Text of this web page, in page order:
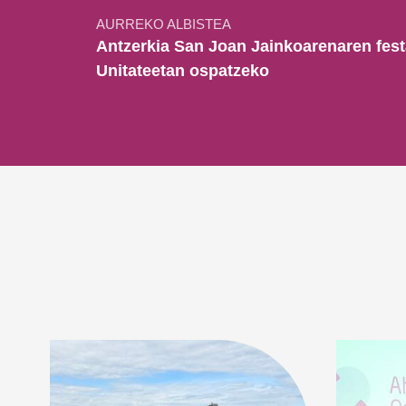
AURREKO ALBISTEA
Antzerkia San Joan Jainkoarenaren
Unitateetan ospatzeko